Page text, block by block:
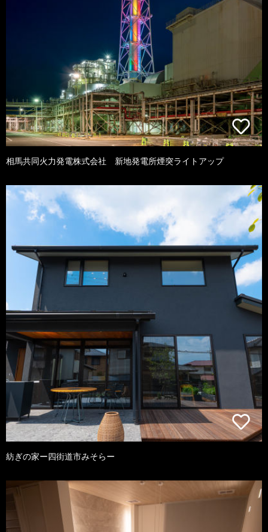
相馬共同火力発電株式会社 新地発電所煙突ライトアップ
紡ぎの家ー四街道市みそらー